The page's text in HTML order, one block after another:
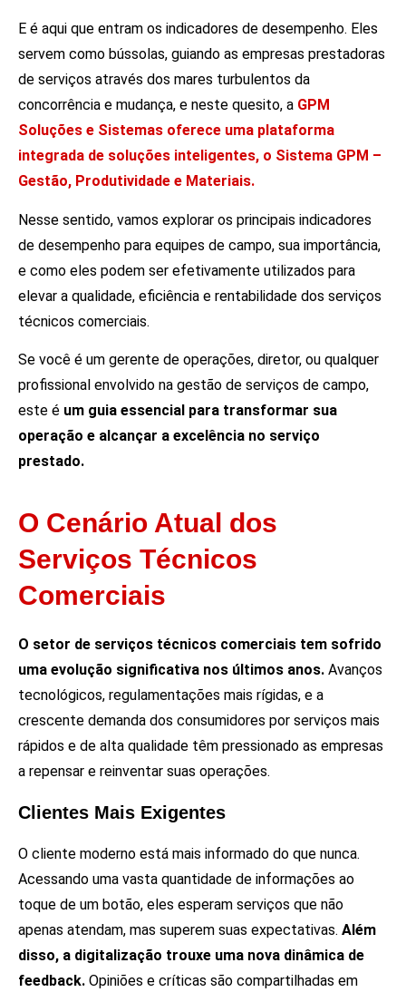
E é aqui que entram os indicadores de desempenho. Eles
servem como bússolas, guiando as empresas prestadoras
de serviços através dos mares turbulentos da
concorrência e mudança, e neste quesito, a GPM
Soluções e Sistemas oferece uma plataforma
integrada de soluções inteligentes, o Sistema GPM –
Gestão, Produtividade e Materiais.
Nesse sentido, vamos explorar os principais indicadores
de desempenho para equipes de campo, sua importância,
e como eles podem ser efetivamente utilizados para
elevar a qualidade, eficiência e rentabilidade dos serviços
técnicos comerciais.
Se você é um gerente de operações, diretor, ou qualquer
profissional envolvido na gestão de serviços de campo,
este é um guia essencial para transformar sua
operação e alcançar a excelência no serviço
prestado.
O Cenário Atual dos
Serviços Técnicos
Comerciais
O setor de serviços técnicos comerciais tem sofrido
uma evolução significativa nos últimos anos. Avanços
tecnológicos, regulamentações mais rígidas, e a
crescente demanda dos consumidores por serviços mais
rápidos e de alta qualidade têm pressionado as empresas
a repensar e reinventar suas operações.
Clientes Mais Exigentes
O cliente moderno está mais informado do que nunca.
Acessando uma vasta quantidade de informações ao
toque de um botão, eles esperam serviços que não
apenas atendam, mas superem suas expectativas. Além
disso, a digitalização trouxe uma nova dinâmica de
feedback. Opiniões e críticas são compartilhadas em